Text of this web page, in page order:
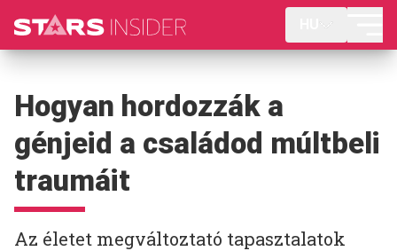
Hogyan hordozzák a
génjeid a családod múltbeli
traumáit
Az életet megváltoztató tapasztalatok